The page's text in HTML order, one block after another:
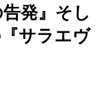
発』そし
サラエヴ